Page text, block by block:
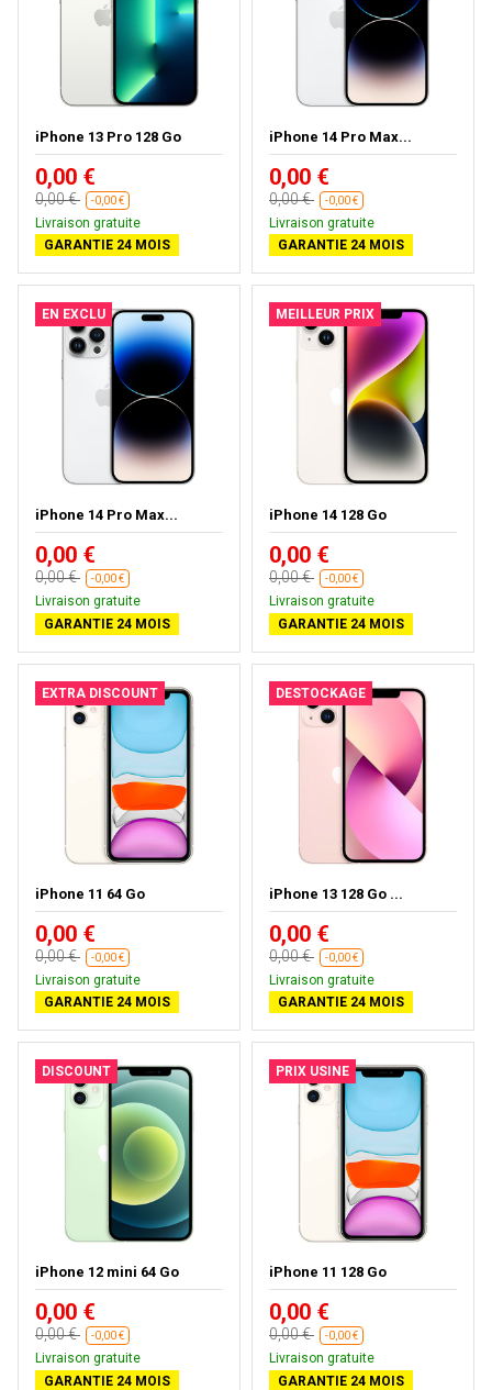
iPhone 13 Pro 128 Go
0,00 €
0,00 € -0,00 €
Livraison gratuite
GARANTIE 24 MOIS
iPhone 14 Pro Max...
0,00 €
0,00 € -0,00 €
Livraison gratuite
GARANTIE 24 MOIS
EN EXCLU
iPhone 14 Pro Max...
0,00 €
0,00 € -0,00 €
Livraison gratuite
GARANTIE 24 MOIS
MEILLEUR PRIX
iPhone 14 128 Go
0,00 €
0,00 € -0,00 €
Livraison gratuite
GARANTIE 24 MOIS
EXTRA DISCOUNT
iPhone 11 64 Go
0,00 €
0,00 € -0,00 €
Livraison gratuite
GARANTIE 24 MOIS
DESTOCKAGE
iPhone 13 128 Go ...
0,00 €
0,00 € -0,00 €
Livraison gratuite
GARANTIE 24 MOIS
DISCOUNT
iPhone 12 mini 64 Go
0,00 €
0,00 € -0,00 €
Livraison gratuite
GARANTIE 24 MOIS
PRIX USINE
iPhone 11 128 Go
0,00 €
0,00 € -0,00 €
Livraison gratuite
GARANTIE 24 MOIS